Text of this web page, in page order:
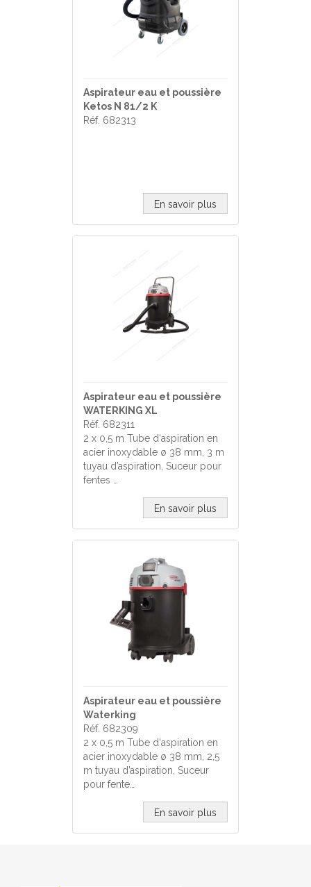
Aspirateur eau et poussière
Ketos N 81/2 K
Réf. 682313
En savoir plus
Aspirateur eau et poussière
WATERKING XL
Réf. 682311
2 x 0,5 m Tube d‘aspiration en
acier inoxydable ø 38 mm, 3 m
tuyau d’aspiration, Suceur pour
fentes …
En savoir plus
Aspirateur eau et poussière
Waterking
Réf. 682309
2 x 0,5 m Tube d‘aspiration en
acier inoxydable ø 38 mm, 2,5
m tuyau d’aspiration, Suceur
pour fente…
En savoir plus